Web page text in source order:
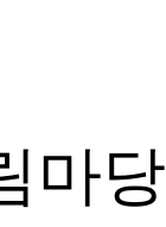
마당